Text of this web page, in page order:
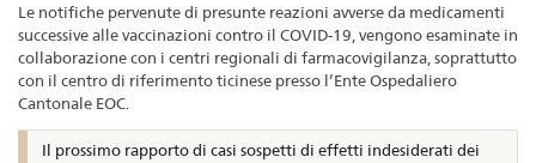
Le notifiche pervenute di presunte reazioni avverse da medicamenti
successive alle vaccinazioni contro il COVID-19, vengono esaminate in
collaborazione con i centri regionali di farmacovigilanza, soprattutto
con il centro di riferimento ticinese presso l’Ente Ospedaliero
Cantonale EOC.
Il prossimo rapporto di casi sospetti di effetti indesiderati dei